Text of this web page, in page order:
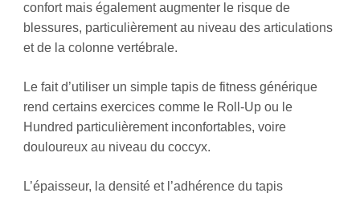
confort mais également augmenter le risque de
blessures, particulièrement au niveau des articulations
et de la colonne vertébrale.
Le fait d’utiliser un simple tapis de fitness générique
rend certains exercices comme le Roll-Up ou le
Hundred particulièrement inconfortables, voire
douloureux au niveau du coccyx.
L’épaisseur, la densité et l’adhérence du tapis